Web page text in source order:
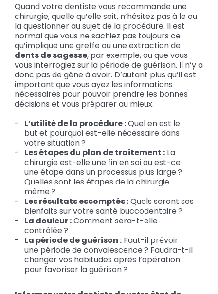
Quand votre dentiste vous recommande une
chirurgie, quelle qu’elle soit, n’hésitez pas à le ou
la questionner au sujet de la procédure. Il est
normal que vous ne sachiez pas toujours ce
qu’implique une greffe ou une extraction de
dents de sagesse, par exemple, ou que vous
vous interrogiez sur la période de guérison. Il n’y a
donc pas de gêne à avoir. D’autant plus qu’il est
important que vous ayez les informations
nécessaires pour pouvoir prendre les bonnes
décisions et vous préparer au mieux.
L’utilité de la procédure :Quel en est le
but et pourquoi est-elle nécessaire dans
votre situation ?
Les étapes du plan de traitement : La
chirurgie est-elle une fin en soi ou est-ce
une étape dans un processus plus large ?
Quelles sont les étapes de la chirurgie
même ?
Les résultats escomptés :Quels seront ses
bienfaits sur votre santé buccodentaire ?
La douleur :Comment sera-t-elle
contrôlée ?
La période de guérison : Faut-il prévoir
une période de convalescence ? Faudra-t-il
changer vos habitudes après l’opération
pour favoriser la guérison ?